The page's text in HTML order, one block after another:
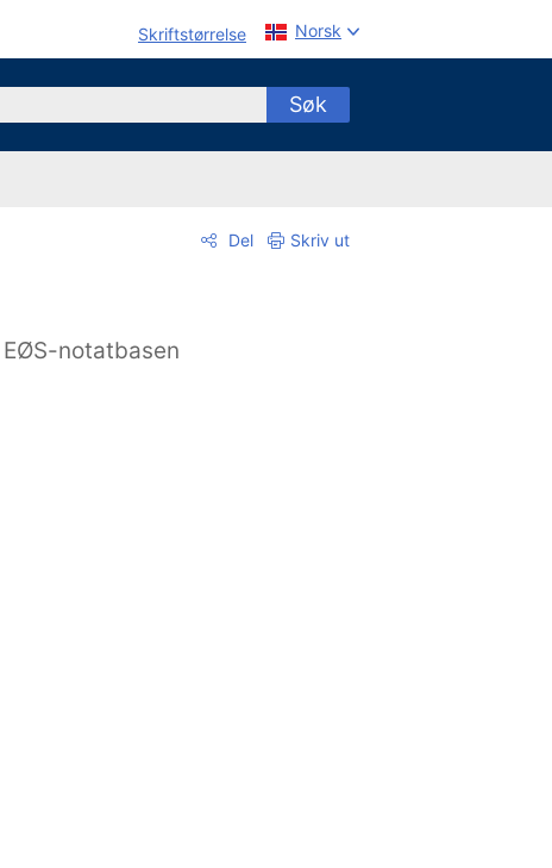
Skriftstørrelse Norsk
Søk
Del Skriv ut
EØS-notatbasen